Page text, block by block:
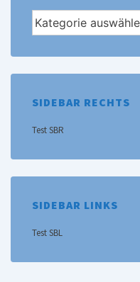
Beiträge
filtern
SIDEBAR RECHTS
Test SBR
SIDEBAR LINKS
Test SBL